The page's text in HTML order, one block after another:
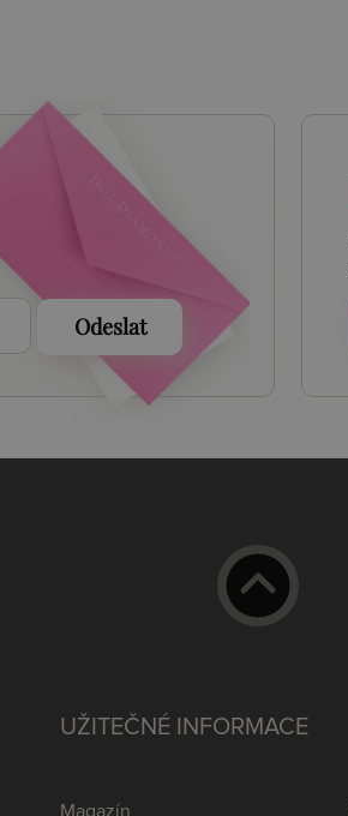
AKCE
Odeslat
UŽITEČNÉ INFORMACE
Magazín